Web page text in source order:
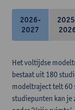
2026-
2027
Het voltijdse
bestaat uit 180
modeltraject telt 60
studiepunten kan